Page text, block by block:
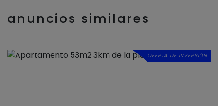
anuncios similares
OFERTA DE INVERSIÓN